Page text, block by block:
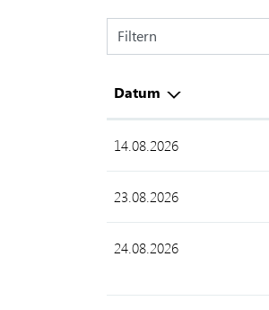
Filtern
Datum
14.08.2026
23.08.2026
24.08.2026